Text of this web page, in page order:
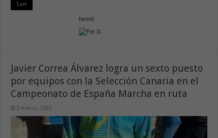
Leer
tweet
Javier Correa Álvarez logra un sexto puesto
por equipos con la Selección Canaria en el
Campeonato de España Marcha en ruta
3 marzo, 2023